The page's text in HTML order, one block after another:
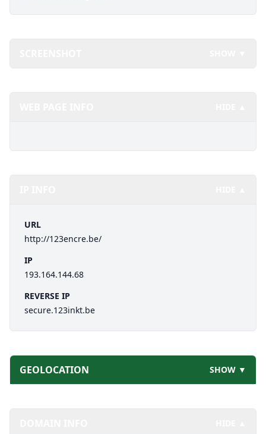
URL
http://123encre.be/
IP
193.164.144.68
REVERSE IP
secure.123inkt.be
GEOLOCATION SHOW ▼